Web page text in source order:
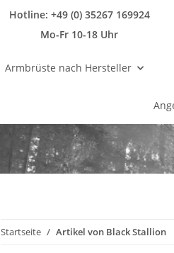
Hotline: +49 (0) 35267 169924
Mo-Fr 10-18 Uhr
Armbrüste nach Hersteller
Startseite Artikel von Black Stallion